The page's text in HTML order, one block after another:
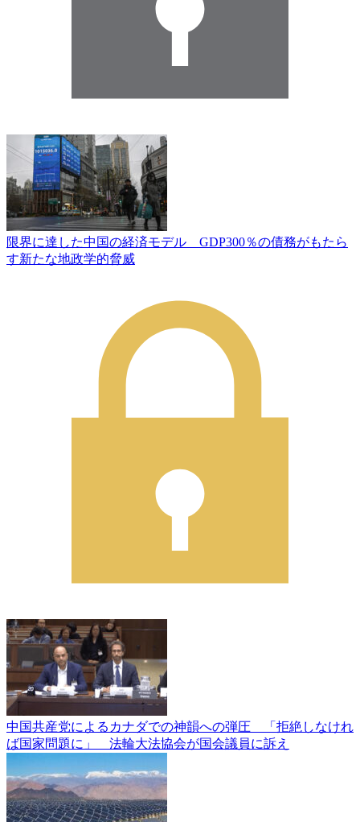
限界に達した中国の経済モデル GDP300％の債務がもたら
す新たな地政学的脅威
中国共産党によるカナダでの神韻への弾圧 「拒絶しなけれ
ば国家問題に」 法輪大法協会が国会議員に訴え